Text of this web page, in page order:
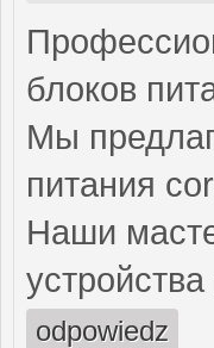
блоков
Мы
питания
Наши
odpowiedz